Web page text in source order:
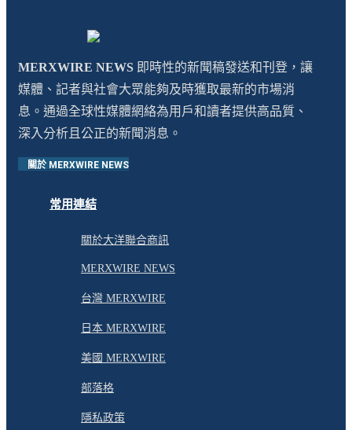
MERXWIRE NEWS 即時性的新聞稿發送和刊登，讓
媒體、記者與社會大眾能夠及時獲取最新的市場消
息。通過全球性媒體網絡為用戶和讀者提供高品質、
深入分析且公正的新聞消息。
關於 MERXWIRE NEWS
常用連結
關於大洋聯合商訊
MERXWIRE NEWS
台灣 MERXWIRE
日本 MERXWIRE
美國 MERXWIRE
部落格
隱私政策